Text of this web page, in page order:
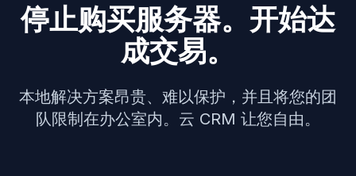
停止购买服务器。开始达
成交易。
本地解决方案昂贵、难以保护，并且将您的团
队限制在办公室内。云 CRM 让您自由。